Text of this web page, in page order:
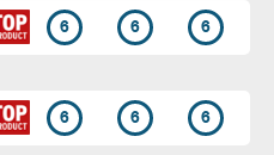
6 6 6
6 6 6